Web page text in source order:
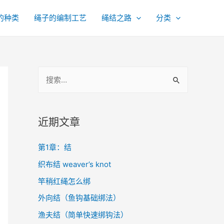
种类 绳子的编制工艺 绳结之路 分类
r
h
f
o
r
近期文章
第1章：结
织布结 weaver’s knot
竿稍红绳怎么绑
外向结（鱼钩基础绑法）
渔夫结（简单快速绑钩法）